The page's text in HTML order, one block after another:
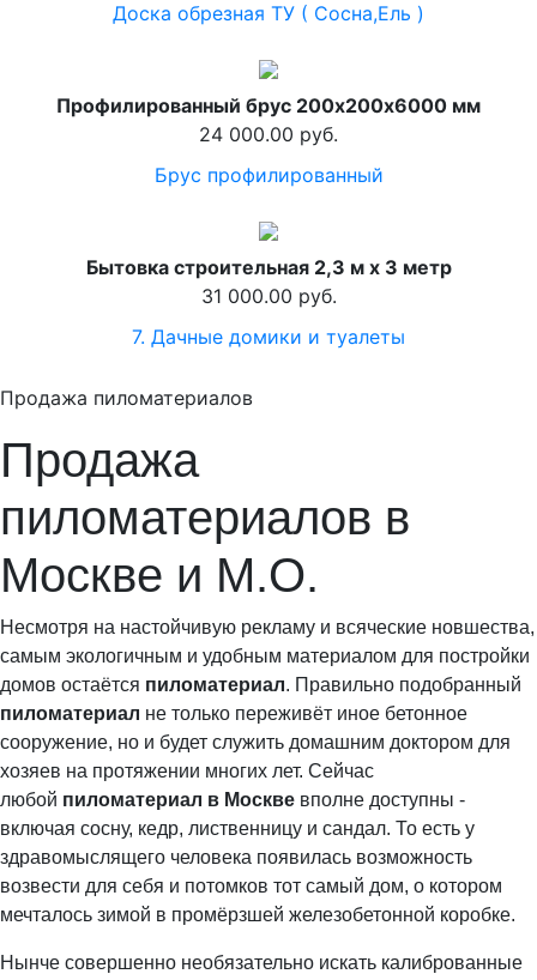
Доска обрезная ТУ ( Сосна,Ель )
Профилированный брус 200х200х6000 мм
24 000.00 руб.
Брус профилированный
Бытовка строительная 2,3 м x 3 метр
31 000.00 руб.
7. Дачные домики и туалеты
Продажа пиломатериалов
Продажа
пиломатериалов в
Москве и М.О.
Несмотря на настойчивую рекламу и всяческие новшества,
самым экологичным и удобным материалом для постройки
домов остаётся пиломатериал. Правильно подобранный
пиломатериал не только переживёт иное бетонное
сооружение, но и будет служить домашним доктором для
хозяев на протяжении многих лет. Сейчас
любой пиломатериал в Москве вполне доступны -
включая сосну, кедр, лиственницу и сандал. То есть у
здравомыслящего человека появилась возможность
возвести для себя и потомков тот самый дом, о котором
мечталось зимой в промёрзшей железобетонной коробке.
Нынче совершенно необязательно искать калиброванные